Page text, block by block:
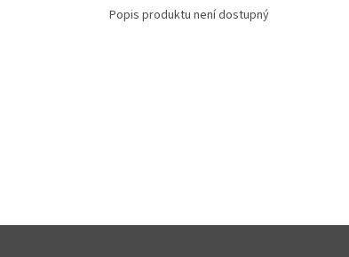
Popis produktu není dostupný